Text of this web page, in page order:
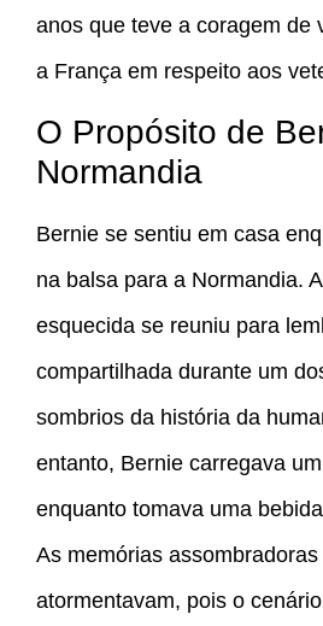
anos que teve a coragem de
a França em respeito aos
O Propósito de
Normandia
Bernie se sentiu em casa
na balsa para a Normandia.
esquecida se reuniu para
compartilhada durante um
sombrios da história da
entanto, Bernie carregava
enquanto tomava uma
As memórias
atormentavam, pois o